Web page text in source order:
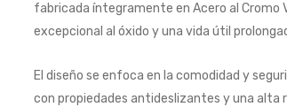
fabricada íntegramente en Acero al Cromo
excepcional al óxido y una vida útil
El diseño se enfoca en la comodidad y
con propiedades antideslizantes y una alta